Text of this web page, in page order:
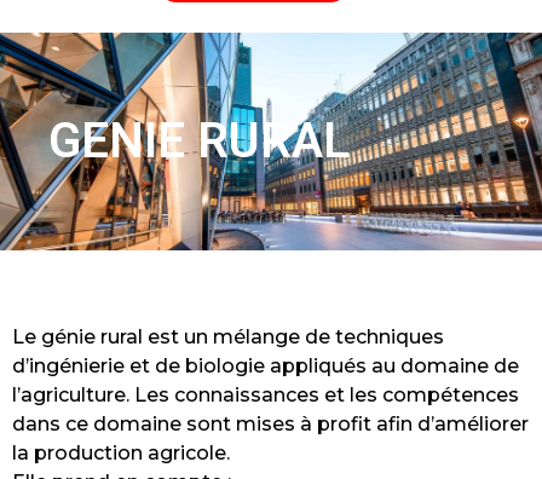
GENIE RURAL
Le génie rural est un mélange de techniques
d’ingénierie et de biologie appliqués au domaine de
l’agriculture. Les connaissances et les compétences
dans ce domaine sont mises à profit afin d’améliorer
la production agricole.